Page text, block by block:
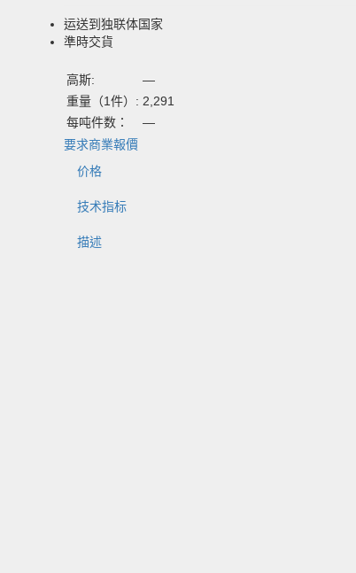
运送到独联体国家
準時交貨
高斯:
—
重量（1件）: 2,291
每吨件数：
—
要求商業報價
价格
技术指标
描述